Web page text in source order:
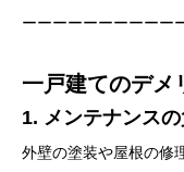
ーーーーーーーーーー
一戸建てのデメ
1. メンテナンス
外壁の塗装や屋根の修